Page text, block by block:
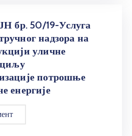
бр. 50/19-Услуга
надзора на
уличне
циљу
потрошње
енергије